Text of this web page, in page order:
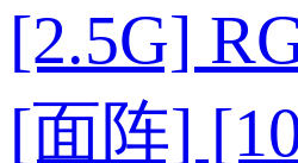
[2.5G]
[面阵]